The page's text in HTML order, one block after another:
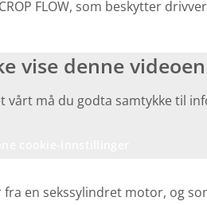
FLOW, som beskytter
vise denne videoen
vårt må du godta samtykke til
cookie-innstillinger
fra en sekssylindret motor, og